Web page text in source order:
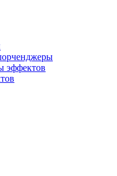
эффектов